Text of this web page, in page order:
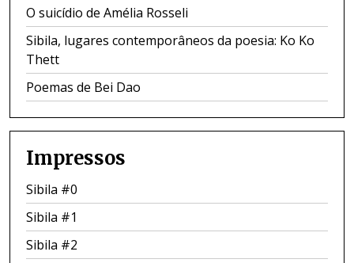
O suicídio de Amélia Rosseli
Sibila, lugares contemporâneos da poesia: Ko Ko
Thett
Poemas de Bei Dao
Impressos
Sibila #0
Sibila #1
Sibila #2